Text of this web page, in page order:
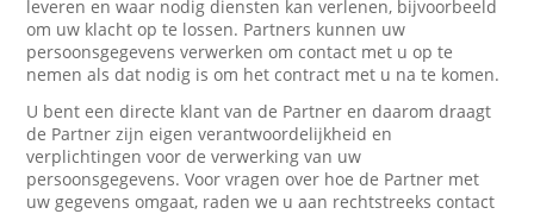
leveren en waar nodig diensten kan verlenen, bijvoorbeeld
om uw klacht op te lossen. Partners kunnen uw
persoonsgegevens verwerken om contact met u op te
nemen als dat nodig is om het contract met u na te komen.
U bent een directe klant van de Partner en daarom draagt
de Partner zijn eigen verantwoordelijkheid en
verplichtingen voor de verwerking van uw
persoonsgegevens. Voor vragen over hoe de Partner met
uw gegevens omgaat, raden we u aan rechtstreeks contact